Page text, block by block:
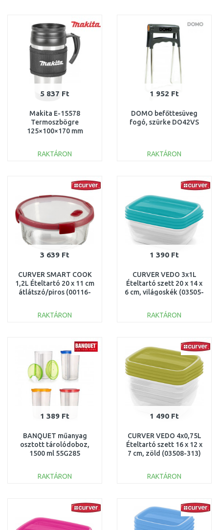
Összehasonlítás Összehasonlítás
5 837 Ft
Makita E-15578
Termoszbögre
125×100×170 mm
RAKTÁRON
Összehasonlítás
1 952 Ft
DOMO befőttesüveg
fogó, szürke DO42VS
RAKTÁRON
Összehasonlítás
3 639 Ft
CURVER SMART COOK
1,2L Ételtartó 20 x 11 cm
átlátszó/piros (00116-
RAKTÁRON
Összehasonlítás
1 390 Ft
CURVER VEDO 3x1L
Ételtartó szett 20 x 14 x
6 cm, világoskék (03505-
RAKTÁRON
Összehasonlítás
1 389 Ft
BANQUET műanyag
osztott tárolódoboz,
1500 ml 55G285
RAKTÁRON
Összehasonlítás
1 490 Ft
CURVER VEDO 4x0,75L
Ételtartó szett 16 x 12 x
7 cm, zöld (03508-313)
RAKTÁRON
Összehasonlítás